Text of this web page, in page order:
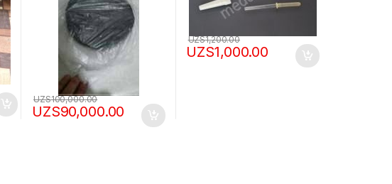
UZS90,000.00
UZS100,000.00
UZS1,000.00
UZS1,200.00